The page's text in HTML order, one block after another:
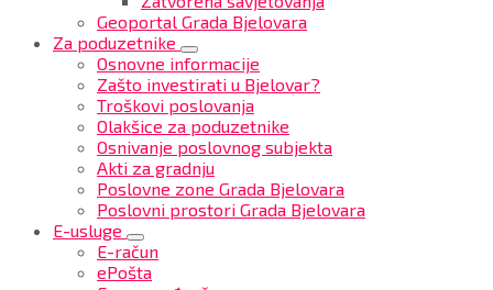
Geoportal Grada Bjelovara
Za poduzetnike
Osnovne informacije
Zašto investirati u Bjelovar?
Troškovi poslovanja
Olakšice za poduzetnike
Osnivanje poslovnog subjekta
Akti za gradnju
Poslovne zone Grada Bjelovara
Poslovni prostori Grada Bjelovara
E-usluge
E-račun
ePošta